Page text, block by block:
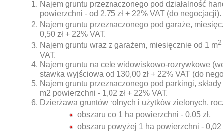
Najem gruntu przeznaczonego pod działalność
powierzchni - od 2,75 zł + 22% VAT (do negocjacji).
Najem gruntu przeznaczonego pod garaże,
0,50 zł + 22% VAT.
Najem gruntu wraz z garażem, miesięcznie od 1 m2
VAT.
Najem gruntu na cele widowiskowo-rozrywkowe
stawka wyjściowa od 130,00 zł + 22% VAT (do
Najem gruntu przeznaczonego pod parkingi,
m2 powierzchni - 1,02 zł + 22% VAT.
Dzierżawa gruntów rolnych i użytków zielonych,
obszaru do 1 ha powierzchni - 0,05 zł,
obszaru powyżej 1 ha powierzchni - 0,02